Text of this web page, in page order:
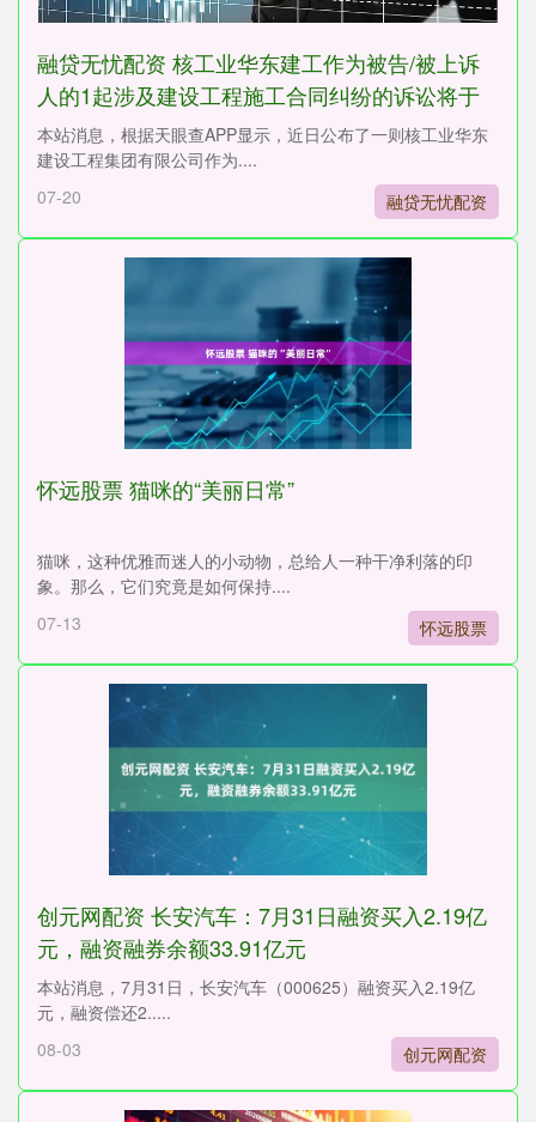
融贷无忧配资 核工业华东建工作为被告/被上诉
人的1起涉及建设工程施工合同纠纷的诉讼将于
2025年7月22日开庭
本站消息，根据天眼查APP显示，近日公布了一则核工业华东
建设工程集团有限公司作为....
07-20
融贷无忧配资
怀远股票 猫咪的“美丽日常”
猫咪，这种优雅而迷人的小动物，总给人一种干净利落的印
象。那么，它们究竟是如何保持....
07-13
怀远股票
创元网配资 长安汽车：7月31日融资买入2.19亿
元，融资融券余额33.91亿元
本站消息，7月31日，长安汽车（000625）融资买入2.19亿
元，融资偿还2.....
08-03
创元网配资